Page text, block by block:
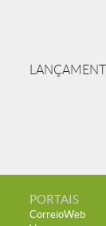
PORTAIS
CorreioWeb